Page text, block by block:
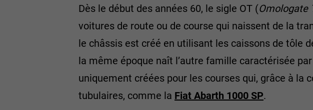
Dès le début des années 60, le sigle OT (Omologate
voitures de route ou de course qui naissent de la
le châssis est créé en utilisant les caissons de tôle
la même époque naît l’autre famille caractérisée
uniquement créées pour les courses qui, grâce à la
tubulaires, comme la Fiat Abarth 1000 SP.